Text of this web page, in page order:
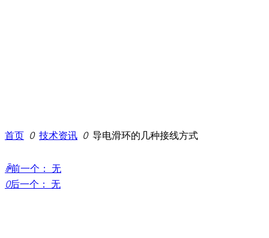
首页 ꄲ 技术资讯 ꄲ 导电滑环的几种接线方式
ꄴ前一个：
无
ꄲ后一个： 无